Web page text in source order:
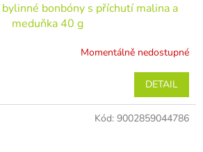
bonbóny s příchutí malina a
meduňka 40 g
Momentálně nedostupné
DETAIL
Kód: 9002859044786